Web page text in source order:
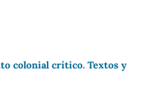
colonial crítico. Textos y